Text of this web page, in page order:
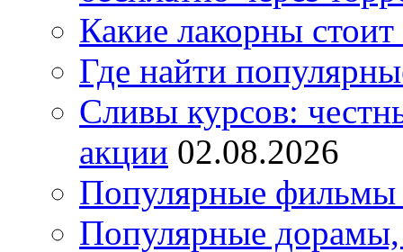
Какие лакорны стоит
Где найти
Сливы курсов:
акции 02.08.2026
Популярные фильмы
Популярные дорамы,